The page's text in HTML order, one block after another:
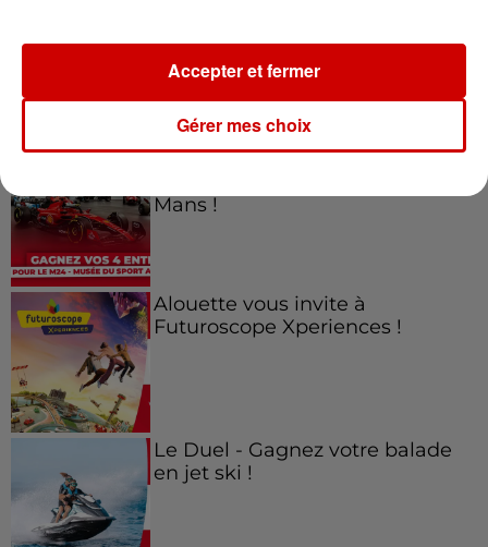
Gagnez vos entrées pour le
Mans !
Alouette vous invite à
Futuroscope Xperiences !
Le Duel - Gagnez votre balade
en jet ski !
Gérer mes choix
Accepter et fermer